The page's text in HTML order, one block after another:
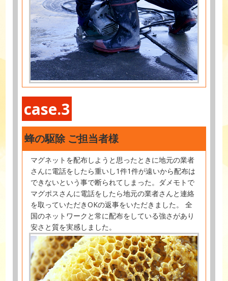
case.3
蜂の駆除 ご担当者様
マグネットを配布しようと思ったときに地元の業者
さんに電話をしたら重いし1件1件が遠いから配布は
できないという事で断られてしまった。ダメモトで
マグポスさんに電話をしたら地元の業者さんと連絡
を取っていただきOKの返事をいただきました。 全
国のネットワークと常に配布をしている強さがあり
安さと質を実感しました。